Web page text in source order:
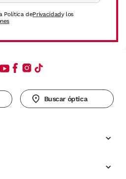
Política dePrivacidady los
Buscar óptica